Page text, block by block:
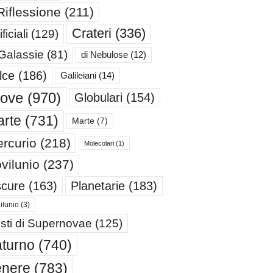
(211)
(129) Crateri (336)
(81) di Nebulose(12)
(186) Galileiani(14)
(970) Globulari (154)
(731) Marte(7)
(218) Molecolari(1)
(237)
(163) Planetarie(183)
(3)
di Supernovae (125)
(740)
(783)